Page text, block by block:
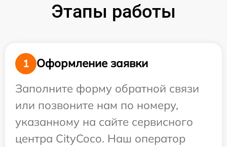
Этапы работы
1
Оформление заявки
Заполните форму обратной связи
или позвоните нам по номеру,
указанному на сайте сервисного
центра CityCoco. Наш оператор